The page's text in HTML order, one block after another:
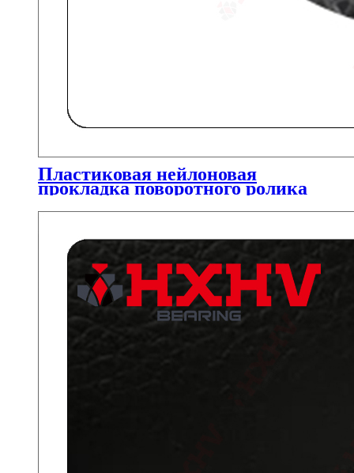
Пластиковая нейлоновая
прокладка поворотного ролика
HXHV для роликов
подшипника